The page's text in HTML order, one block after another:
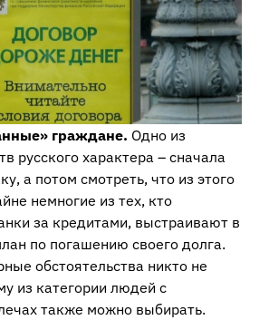
граждане. Одно из
русского характера – сначала
а потом смотреть, что из этого
немногие из тех, кто
за кредитами, выстраивают в
по погашению своего долга.
обстоятельства никто не
из категории людей с
также можно выбирать.